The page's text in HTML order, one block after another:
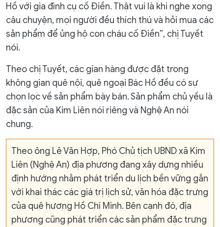
Hồ với gia đình cụ cố Điền. Thật vui là khi nghe xong
câu chuyện, mọi người đều thích thú và hỏi mua các
sản phẩm để ủng hộ con cháu cố Điền”, chị Tuyết
nói.
Theo chị Tuyết, các gian hàng được đặt trong
không gian quê nội, quê ngoại Bác Hồ đều có sự
chọn lọc về sản phẩm bày bán. Sản phẩm chủ yếu là
đặc sản của Kim Liên nói riêng và Nghệ An nói
chung.
Theo ông Lê Văn Hợp, Phó Chủ tịch UBND xã Kim
Liên (Nghệ An) địa phương đang xây dựng nhiều
định hướng nhằm phát triển du lịch bền vững gắn
với khai thác các giá trị lịch sử, văn hóa đặc trưng
của quê hương Hồ Chí Minh. Bên cạnh đó, địa
phương cũng phát triển các sản phẩm đặc trưng